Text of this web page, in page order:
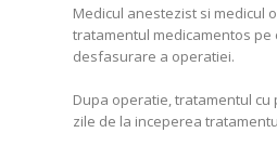
Medicul anestezist si medicul
tratamentul medicamentos
desfasurare a operatiei.
Dupa operatie, tratamentul cu
zile de la inceperea